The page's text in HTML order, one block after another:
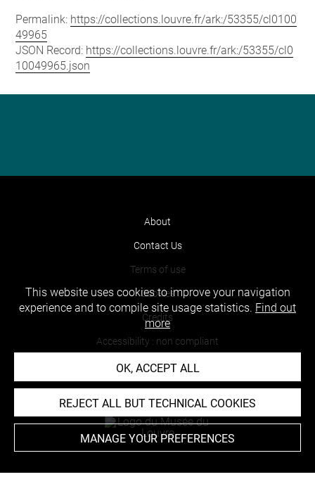
Permalink: https://collections.louvre.fr/ark:/53355/cl0100
49965
JSON Record: https://collections.louvre.fr/ark:/53355/cl0
10049965.json
About
Contact Us
Terms of use
Cookies
Credits
Accessibility : non compliant
This website uses cookies to improve your navigation
experience and to compile site usage statistics. Find out
more
OK, ACCEPT ALL
REJECT ALL BUT TECHNICAL COOKIES
MANAGE YOUR PREFERENCES